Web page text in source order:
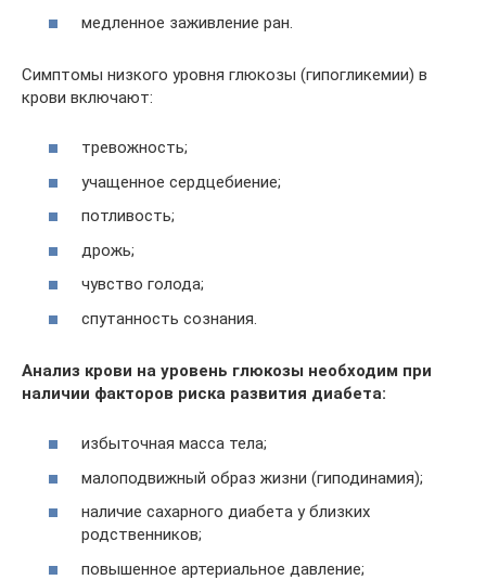
медленное заживление ран.
Симптомы низкого уровня глюкозы (гипогликемии) в
крови включают:
тревожность;
учащенное сердцебиение;
потливость;
дрожь;
чувство голода;
спутанность сознания.
Анализ крови на уровень глюкозы необходим при
наличии факторов риска развития диабета:
избыточная масса тела;
малоподвижный образ жизни (гиподинамия);
наличие сахарного диабета у близких
родственников;
повышенное артериальное давление;